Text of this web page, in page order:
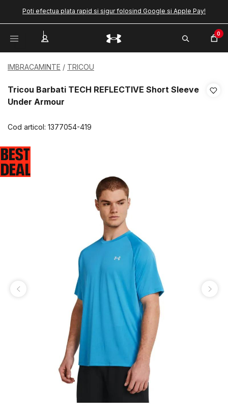
Poti efectua plata rapid si sigur folosind Google si Apple Pay!
0
IMBRACAMINTE TRICOU
Tricou Barbati TECH REFLECTIVE Short Sleeve
Under Armour
Cod articol: 1377054-419